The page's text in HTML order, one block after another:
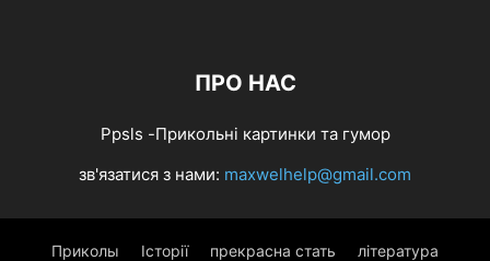
ПРО НАС
Ppsls -Прикольні картинки та гумор
зв'язатися з нами: maxwelhelp@gmail.com
Приколы Історії прекрасна стать література